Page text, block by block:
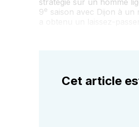
9e saison avec Dijon à
Cet article